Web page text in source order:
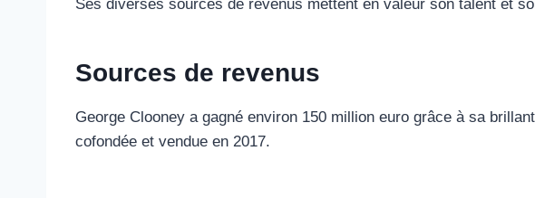
Ses diverses sources de revenus mettent en valeur son talent et
Sources de revenus
George Clooney a gagné environ 150 million euro grâce à sa
cofondée et vendue en 2017.